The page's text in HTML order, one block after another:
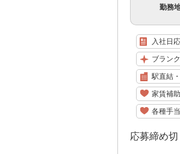
勤務
入社日
ブラン
駅直結
家賃補
各種手
応募締め